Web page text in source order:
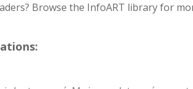
Browse the InfoART library for